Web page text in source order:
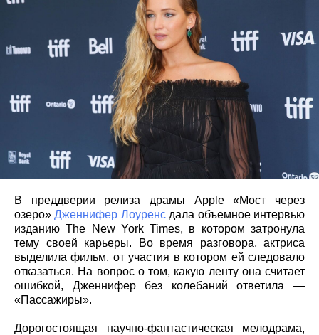
В преддверии релиза драмы Apple «Мост через
озеро»Дженнифер Лоуренсдала объемное интервью
изданию The New York Times, в котором затронула
тему своей карьеры. Во время разговора, актриса
выделила фильм, от участия в котором ей следовало
отказаться. На вопрос о том, какую ленту она считает
ошибкой, Дженнифер без колебаний ответила —
«Пассажиры».
Дорогостоящая научно-фантастическая мелодрама,